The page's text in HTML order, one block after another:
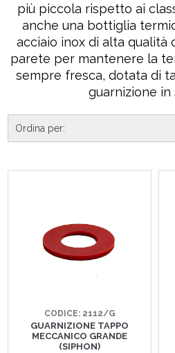
più piccola rispetto ai
anche una bottiglia
acciaio inox di alta qualità
parete per mantenere la
sempre fresca, dotata di
guarnizione in
CODICE: 2112/G
GUARNIZIONE TAPPO
MECCANICO GRANDE
(SIPHON)